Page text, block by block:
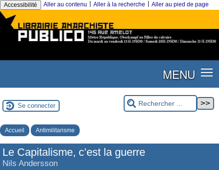
Accessibilité Aller au contenu Aller à la recherche Aller au pied de page
MENU
Se connecter
Accueil Antimilitarisme
Le Capitalisme, c’est la guerre
Nils Andersson